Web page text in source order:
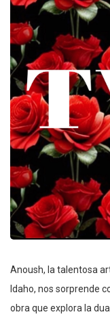
Anoush, la talentosa
Idaho, nos sorprende
obra que explora la